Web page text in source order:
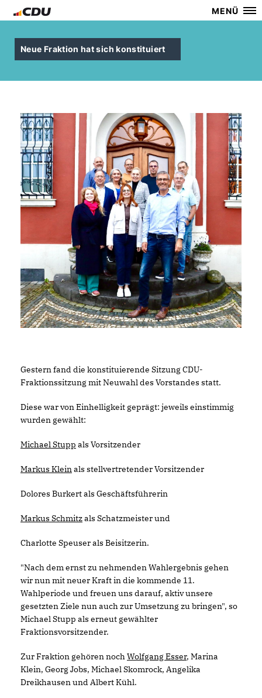
MENÜ
Neue Fraktion hat sich konstituiert
Gestern fand die konstituierende Sitzung CDU-
Fraktionssitzung mit Neuwahl des Vorstandes statt.
Diese war von Einhelligkeit geprägt: jeweils einstimmig
wurden gewählt:
Michael Stupp als Vorsitzender
Markus Kleinals stellvertretender Vorsitzender
Dolores Burkert als Geschäftsführerin
Markus Schmitzals Schatzmeister und
Charlotte Speuser als Beisitzerin.
"Nach dem ernst zu nehmenden Wahlergebnis gehen
wir nun mit neuer Kraft in die kommende 11.
Wahlperiode und freuen uns darauf, aktiv unsere
gesetzten Ziele nun auch zur Umsetzung zu bringen", so
Michael Stupp als erneut gewählter
Fraktionsvorsitzender.
Zur Fraktion gehören nochWolfgang Esser, Marina
Klein, Georg Jobs, Michael Skomrock, Angelika
Dreikhausen und Albert Kühl.